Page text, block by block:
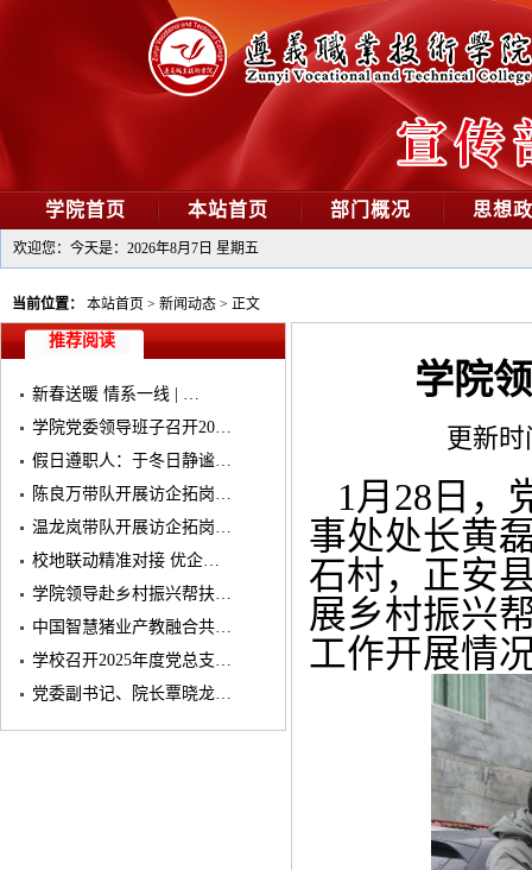
学院首页 本站首页 部门概况 思想
欢迎您：今天是： 2026年8月7日 星期五
当前位置： 本站首页 > 新闻动态 > 正文
推荐阅读
新春送暖 情系一线 | …
学院党委领导班子召开20…
假日遵职人：于冬日静谧…
陈良万带队开展访企拓岗…
温龙岚带队开展访企拓岗…
校地联动精准对接 优企…
学院领导赴乡村振兴帮扶…
中国智慧猪业产教融合共…
学校召开2025年度党总支…
党委副书记、院长覃晓龙…
学院
更新时
1月28日，
事处处长黄
石村，正安
展乡村振兴
工作开展情